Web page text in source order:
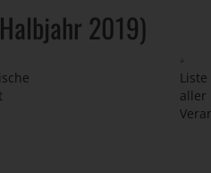
2019)
Liste
aller